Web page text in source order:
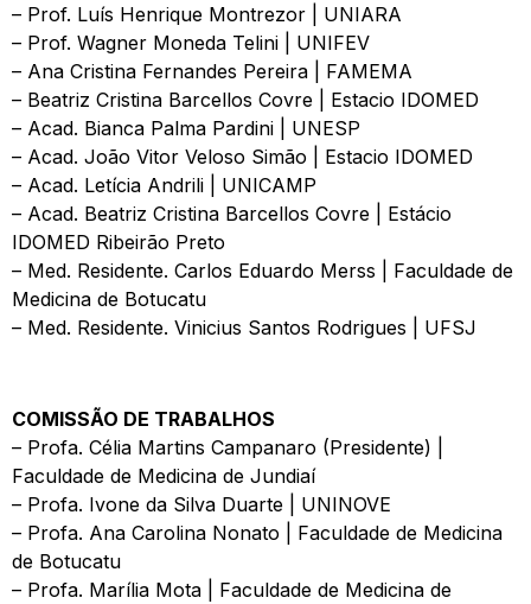
– Prof. Luís Henrique Montrezor | UNIARA
– Prof. Wagner Moneda Telini | UNIFEV
– Ana Cristina Fernandes Pereira | FAMEMA
– Beatriz Cristina Barcellos Covre | Estacio IDOMED
– Acad. Bianca Palma Pardini | UNESP
– Acad. João Vitor Veloso Simão | Estacio IDOMED
– Acad. Letícia Andrili | UNICAMP
– Acad. Beatriz Cristina Barcellos Covre | Estácio
IDOMED Ribeirão Preto
– Med. Residente. Carlos Eduardo Merss | Faculdade de
Medicina de Botucatu
– Med. Residente. Vinicius Santos Rodrigues | UFSJ
COMISSÃO DE TRABALHOS
– Profa. Célia Martins Campanaro (Presidente) |
Faculdade de Medicina de Jundiaí
– Profa. Ivone da Silva Duarte | UNINOVE
– Profa. Ana Carolina Nonato | Faculdade de Medicina
de Botucatu
– Profa. Marília Mota | Faculdade de Medicina de